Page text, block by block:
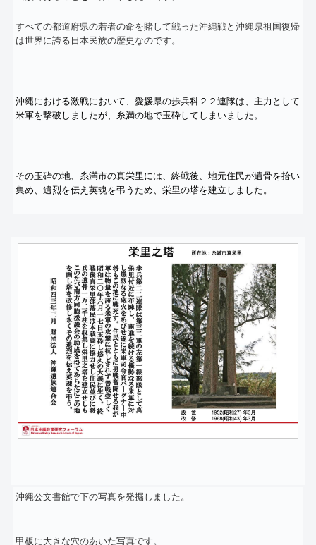
すべての都道府県の若者の命を賭して戦った沖縄戦と沖縄県祖国復帰
は世界に誇る日本民族の歴史なのです。
沖縄における激戦において、愛媛県の歩兵科２２連隊は、 主力として
米軍を撃破しましたが、 糸満の地で玉砕してしまいました。
その玉砕の地、糸満市の真栄里には、終戦後、 地元住民が遺骨を拾い
集め、遺烈を伝え英魂を弔うため、 栄里の塔を建立しました。
沖縄公文書館で下の写真を発掘しました。
甲板に大きな穴のあいた写真です。